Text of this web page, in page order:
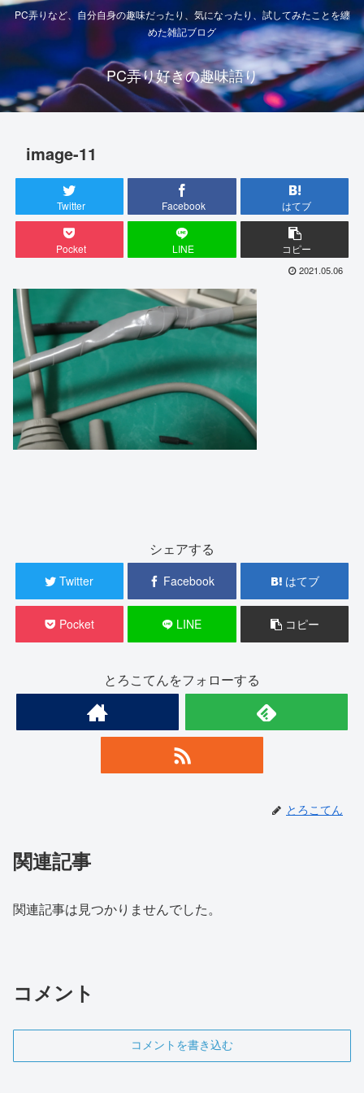
PC弄りなど、自分自身の趣味だったり、気になったり、試してみたことを纏
めた雑記ブログ
PC弄り好きの趣味語り
image-11
Twitter Facebook はてブ
Pocket LINE コピー
2021.05.06
シェアする
Twitter Facebook はてブ
Pocket LINE コピー
とろこてんをフォローする
とろこてん
関連記事
関連記事は見つかりませんでした。
コメント
コメントを書き込む